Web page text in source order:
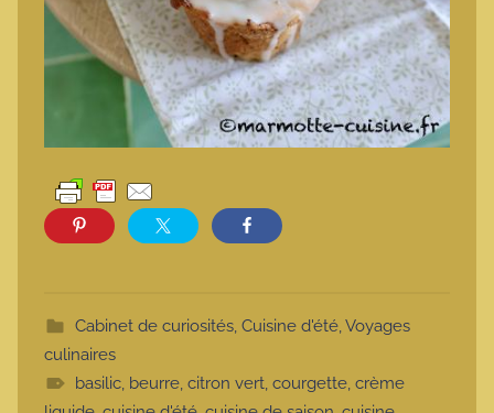
Cabinet de curiosités, Cuisine d'été,Voyages
culinaires
basilic, beurre, citron vert, courgette, crème